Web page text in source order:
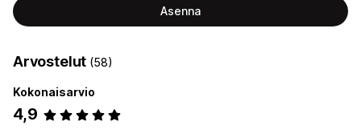
Asenna
Arvostelut (58)
Kokonaisarvio
4,9